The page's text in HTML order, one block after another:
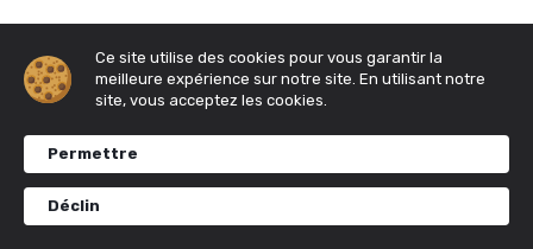
Ce site utilise des cookies pour vous garantir la
meilleure expérience sur notre site. En utilisant notre
site, vous acceptez les cookies.
Permettre
Déclin